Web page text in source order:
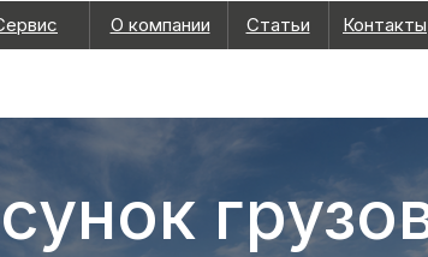
Контакты
О компании Статьи